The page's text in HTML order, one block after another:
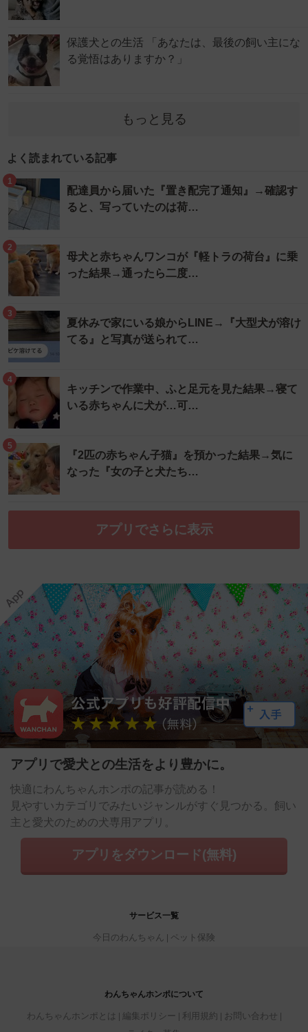
保護犬との生活 「あなたは、最後の飼い主にな
る覚悟はありますか？」
もっと見る
よく読まれている記事
1
配達員から届いた『置き配完了通知』→確認す
ると、写っていたのは荷…
2
母犬と赤ちゃんワンコが『軽トラの荷台』に乗
った結果→通ったら二度…
3
夏休みで家にいる娘からLINE→『大型犬が溶け
てる』と写真が送られて…
4
キッチンで作業中、ふと足元を見た結果→寝て
いる赤ちゃんに犬が…可…
5
『2匹の赤ちゃん子猫』を預かった結果→気に
なった『女の子と犬たち…
アプリでさらに表示
アプリで愛犬との生活をより豊かに。
快適にわんちゃんホンポの記事が読める！
見やすいカテゴリでみたいジャンルがすぐ見つかる。飼い
主と愛犬のための犬専用アプリ。
アプリをダウンロード(無料)
サービス一覧
今日のわんちゃん ペット保険
わんちゃんホンポについて
わんちゃんホンポとは 編集ポリシー 利用規約
お問い合わせ